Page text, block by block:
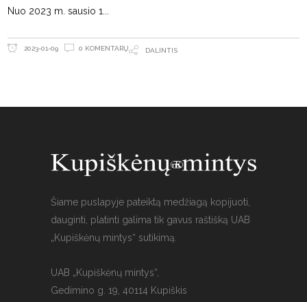
Nuo 2023 m. sausio 1
2023-01-09 0 KOMENTARŲ DALINTIS
Šiame puslapyje pateiktą medžiagą kopijuoti,
dauginti, platinti galima tik gavus raštišką UAB
„Kupiškėnų mintys“ sutikimą.
UAB „Kupiškėnų mintys“,
Gedimino g. 19, 40114 Kupiškis